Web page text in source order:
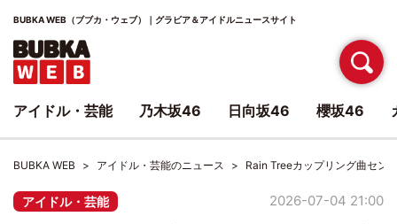
BUBKA WEB（ブブカ・ウェブ）｜グラビア＆アイドルニュースサイト
BUBKA WEB アイドル・芸能のニュース Rain Treeカップリング曲セン
アイドル・芸能 2026-07-04 21:00
アイドル・芸能 乃木坂46 日向坂46 櫻坂46